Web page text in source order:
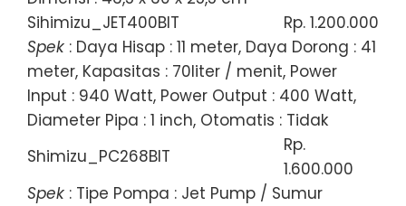
Sihimizu_JET400BIT
Rp. 1.200.000
Spek : Daya Hisap : 11 meter, Daya Dorong : 41
meter, Kapasitas : 70liter / menit, Power
Input : 940 Watt, Power Output : 400 Watt,
Diameter Pipa : 1 inch, Otomatis : Tidak
Shimizu_PC268BIT
Rp.
1.600.000
Spek : Tipe Pompa : Jet Pump / Sumur